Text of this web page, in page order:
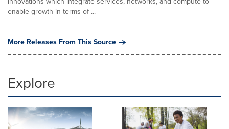
enable growth in terms of ...
More Releases From This Source
Explore